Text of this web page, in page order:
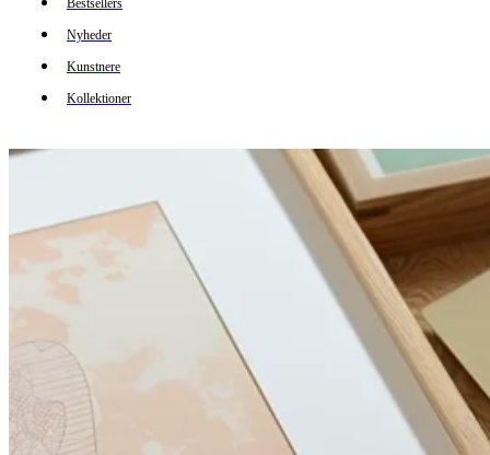
Bestsellers
Nyheder
Kunstnere
Kollektioner